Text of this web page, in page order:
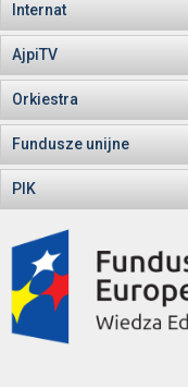
Internat
AjpiTV
Orkiestra
Fundusze unijne
PIK